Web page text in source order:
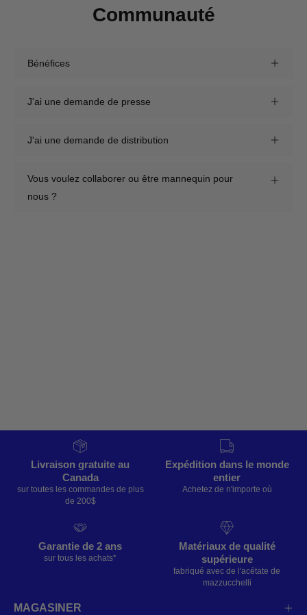
Communauté
Bénéfices
J'ai une demande de presse
J'ai une demande de distribution
Vous voulez collaborer ou être mannequin pour
nous ?
Livraison gratuite au
Canada
sur toutes les commandes de plus
de 200$
Expédition dans le monde
entier
Achetez de n'importe où
Garantie de 2 ans
sur tous les achats*
Matériaux de qualité
supérieure
fabriqué avec de l'acétate de
mazzucchelli
MAGASINER